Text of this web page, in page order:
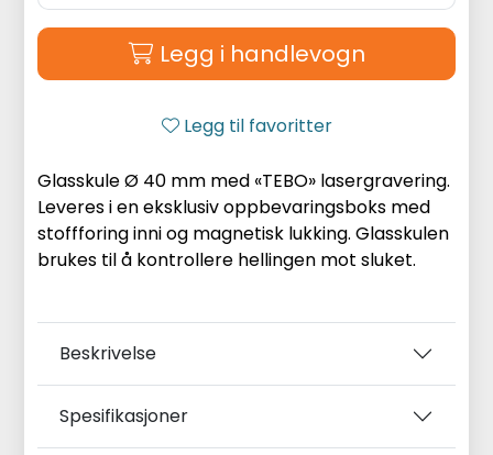
Legg i handlevogn
Legg til favoritter
Glasskule Ø 40 mm med «TEBO» lasergravering.
Leveres i en eksklusiv oppbevaringsboks med
stoffforing inni og magnetisk lukking. Glasskulen
brukes til å kontrollere hellingen mot sluket.
Beskrivelse
Spesifikasjoner